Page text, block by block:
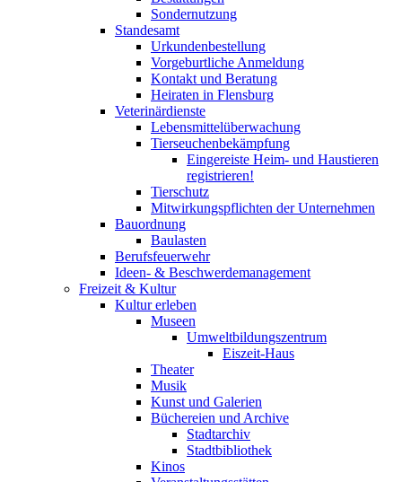
Sondernutzung
Standesamt
Urkundenbestellung
Vorgeburtliche Anmeldung
Kontakt und Beratung
Heiraten in Flensburg
Veterinärdienste
Lebensmittelüberwachung
Tierseuchenbekämpfung
Eingereiste Heim- und Haustieren
registrieren!
Tierschutz
Mitwirkungspflichten der Unternehmen
Bauordnung
Baulasten
Berufsfeuerwehr
Ideen- & Beschwerdemanagement
Freizeit & Kultur
Kultur erleben
Museen
Umweltbildungszentrum
Eiszeit-Haus
Theater
Musik
Kunst und Galerien
Büchereien und Archive
Stadtarchiv
Stadtbibliothek
Kinos